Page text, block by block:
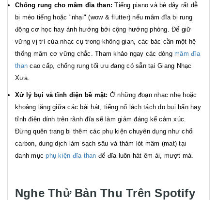
Chống rung cho mâm đĩa than: Tiếng piano và bè dây rất dễ
bị méo tiếng hoặc "nhại" (wow & flutter) nếu mâm đĩa bị rung
động cơ học hay ảnh hưởng bởi cộng hưởng phòng. Để giữ
vững vị trí của nhạc cụ trong không gian, các bác cần một hệ
thống mâm cơ vững chắc. Tham khảo ngay các dòng mâm đĩa
than cao cấp, chống rung tối ưu đang có sẵn tại Giang Nhạc
Xưa.
Xử lý bụi và tĩnh điện bề mặt: Ở những đoạn nhạc nhẹ hoặc
khoảng lặng giữa các bài hát, tiếng nổ lách tách do bụi bẩn hay
tĩnh điện dính trên rãnh đĩa sẽ làm giảm đáng kể cảm xúc.
Đừng quên trang bị thêm các phụ kiện chuyên dụng như chổi
carbon, dung dịch làm sạch sâu và thảm lót mâm (mat) tại
danh mụcphụ kiện đĩa than để đĩa luôn hát êm ái, mượt mà.
Nghe Thử Bản Thu Trên Spotify